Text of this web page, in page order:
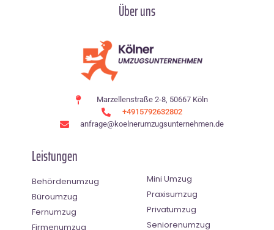
Über uns
Marzellenstraße 2-8, 50667 Köln
+4915792632802
anfrage@koelnerumzugsunternehmen.de
Leistungen
Behördenumzug
Büroumzug
Fernumzug
Firmenumzug
Mini Umzug
Praxisumzug
Privatumzug
Seniorenumzug